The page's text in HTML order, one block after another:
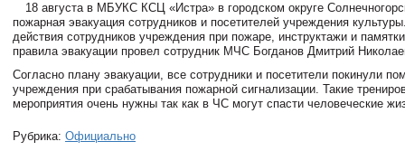
18 августа в МБУКС КСЦ «Истра» в городском округе
пожарная эвакуация сотрудников и посетителей учреждения
действия сотрудников учреждения при пожаре, инструктажи и
правила эвакуации провел сотрудник МЧС Богданов Дмитрий
Согласно плану эвакуации, все сотрудники и посетители покинули
учреждения при срабатывания пожарной сигнализации. Такие
мероприятия очень нужны так как в ЧС могут спасти человеческие
Рубрика: Официально